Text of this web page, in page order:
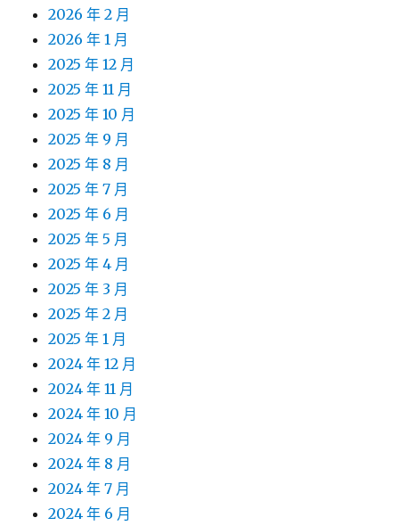
2026 年 2 月
2026 年 1 月
2025 年 12 月
2025 年 11 月
2025 年 10 月
2025 年 9 月
2025 年 8 月
2025 年 7 月
2025 年 6 月
2025 年 5 月
2025 年 4 月
2025 年 3 月
2025 年 2 月
2025 年 1 月
2024 年 12 月
2024 年 11 月
2024 年 10 月
2024 年 9 月
2024 年 8 月
2024 年 7 月
2024 年 6 月